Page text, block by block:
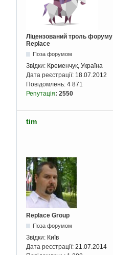
Ліцензований троль форуму
Replace
Поза форумом
Звідки: Кременчук, Україна
Дата реєстрації: 18.07.2012
Повідомлень: 4 871
Репутація: 2550
tim
Replace Group
Поза форумом
Звідки: Київ
Дата реєстрації: 21.07.2014